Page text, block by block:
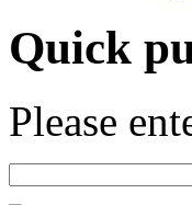
Quick
Please